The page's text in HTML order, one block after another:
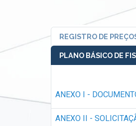
REGISTRO DE
PLANO BÁSICO DE
ANEXO I -
ANEXO II -